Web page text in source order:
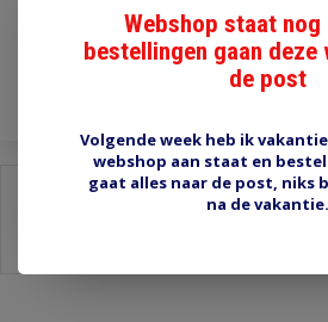
Toevoegen
Webshop staat nog
bestellingen gaan deze
de post
Volgende week heb ik
webshop aan staat en
gaat alles naar de post,
na de vakantie.